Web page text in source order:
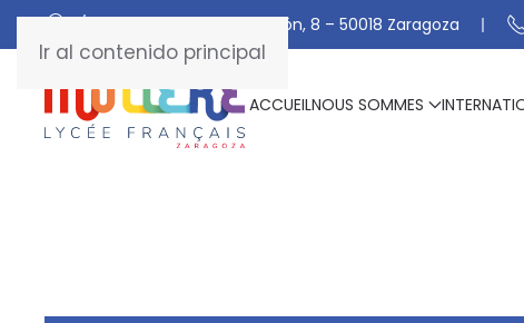
Ir al contenido principal
C/ De Manuel Marraco Ramón, 8 – 50018 Zaragoza
ACCUEILNOUS SOMMES